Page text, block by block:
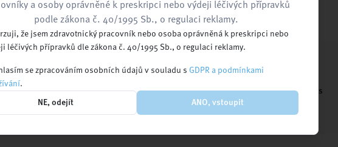
nebo navštivte
Kalendář akcí Pracovní nabídky Kontaktujte nás
a osoby oprávněné k preskripci nebo výdeji léčivých přípravků
podle zákona č. 40/1995 Sb., o regulaci reklamy.
že jsem zdravotnický pracovník nebo osoba oprávněná k preskripci nebo
léčivých přípravků dle zákona č. 40/1995 Sb., o regulaci reklamy.
se zpracováním osobních údajů v souladu s GDPR a podmínkami
.
NE, odejít ANO, vstoupit